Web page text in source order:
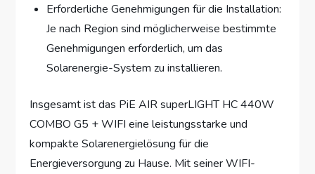
Erforderliche Genehmigungen für die Installation:
Je nach Region sind möglicherweise bestimmte
Genehmigungen erforderlich, um das
Solarenergie-System zu installieren.
Insgesamt ist das PiE AIR superLIGHT HC 440W
COMBO G5 + WIFI eine leistungsstarke und
kompakte Solarenergielösung für die
Energieversorgung zu Hause. Mit seiner WIFI-